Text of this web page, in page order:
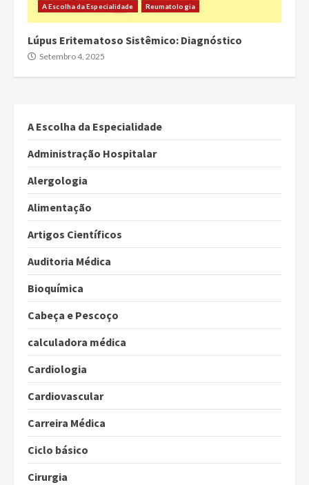
A Escolha da Especialidade Reumatologia
Lúpus Eritematoso Sistêmico: Diagnóstico
Setembro 4, 2025
A Escolha da Especialidade
Administração Hospitalar
Alergologia
Alimentação
Artigos Científicos
Auditoria Médica
Bioquímica
Cabeça e Pescoço
calculadora médica
Cardiologia
Cardiovascular
Carreira Médica
Ciclo básico
Cirurgia